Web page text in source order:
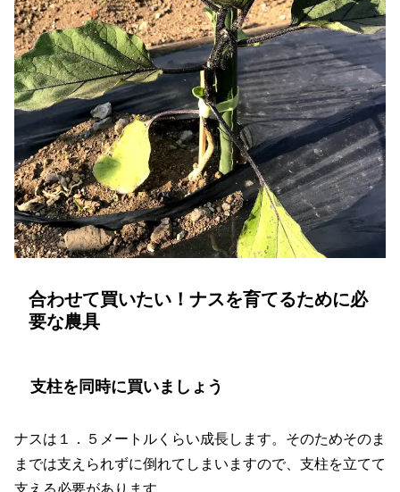
合わせて買いたい！ナスを育てるために必
要な農具
支柱を同時に買いましょう
ナスは１．５メートルくらい成長します。そのためそのま
までは支えられずに倒れてしまいますので、支柱を立てて